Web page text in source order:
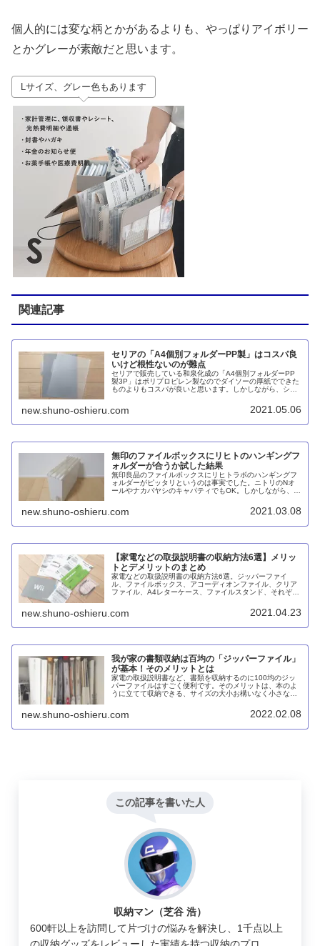
個人的には変な柄とかがあるよりも、やっぱりアイボリー
とかグレーが素敵だと思います。
Lサイズ、グレー色もあります
関連記事
セリアの「A4個別フォルダーPP製」はコスパ良
いけど根性ないのが難点
セリアで販売している和泉化成の「A4個別フォルダーPP
製3P」はポリプロピレン製なのでダイソーの厚紙でできた
ものよりもコスパが良いと思います。しかしながら、シー
new.shuno-oshieru.com 2021.05.06
無印のファイルボックスにリヒトのハンギングフ
ォルダーが合うか試した結果
無印良品のファイルボックスにリヒトラボのハンギングフ
ォルダーがピッタリというのは事実でした。ニトリのNオ
ールやナカバヤシのキャパティでもOK。しかしながら、個
ホルダーで十分と言うかむしろ個別ホルダーのほうがメリ
ットが多いと感じました。
new.shuno-oshieru.com 2021.03.08
【家電などの取扱説明書の収納方法6選】メリッ
トとデメリットのまとめ
家電などの取扱説明書の収納方法6選。ジッパーファイ
ル、ファイルボックス、アコーディオンファイル、クリア
ファイル、A4レターケース、ファイルスタンド、それぞれ
new.shuno-oshieru.com 2021.04.23
我が家の書類収納は百均の「ジッパーファイル」
が基本！そのメリットとは
家電の取扱説明書など、書類を収納するのに100均のジッ
パーファイルはすごく便利です。そのメリットは、本のよ
うに立てて収納できる、サイズの大小お構いなく小さな部
落としても壊れにくい、百均なので気軽に買い揃えられる
などです。
new.shuno-oshieru.com 2022.02.08
この記事を書いた人
収納マン（芝谷 浩）
600軒以上を訪問して片づけの悩みを解決し、1千点以上